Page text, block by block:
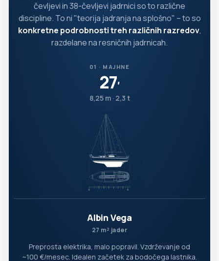
čevljevi in 38-čevljevi jadrnici so to različne
discipline. To ni "teorija jadranja na splošno" – to so
konkretne podrobnosti treh različnih razredov,
razdelane na resničnih jadrnicah.
01 · MAJHNE
27′
8,25 m · 2,3 t
Albin Vega
27 m² jader
Preprosta elektrika, malo popravil. Vzdrževanje od
~100 €/mesec. Idealen začetek za bodočega lastnika.